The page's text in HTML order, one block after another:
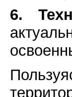
6.